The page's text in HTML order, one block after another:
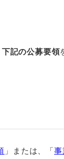
下記の公募要領
」または、「